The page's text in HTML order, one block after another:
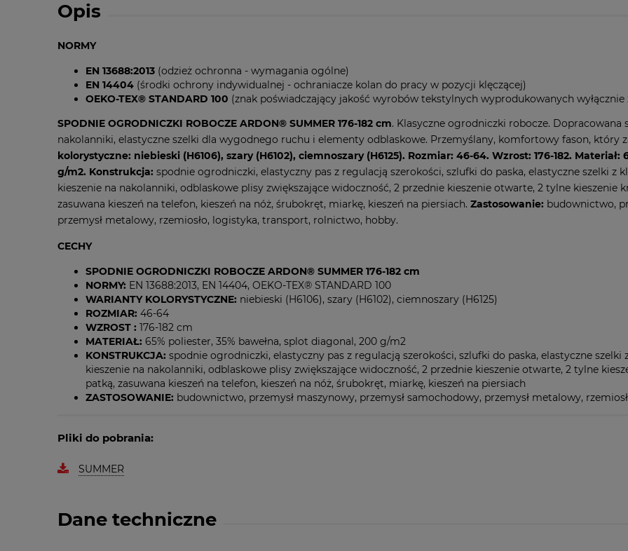
Opis
NORMY
EN 13688:2013 (odzież ochronna - wymagania ogólne)
EN 14404 (środki ochrony indywidualnej - ochraniacze kolan do pracy w pozycji klęczącej)
OEKO-TEX® STANDARD 100 (znak poświadczający jakość wyrobów tekstylnych wyprodukowanych
SPODNIE OGRODNICZKI ROBOCZE ARDON® SUMMER 176-182 cm. Klasyczne ogrodniczki robocze.
nakolanniki, elastyczne szelki dla wygodnego ruchu i elementy odblaskowe. Przemyślany, komfortowy fason, który
kolorystyczne: niebieski (H6106), szary (H6102), ciemnoszary (H6125). Rozmiar: 46-64. Wzrost: 176-182. Materiał:
g/m2. Konstrukcja: spodnie ogrodniczki, elastyczny pas z regulacją szerokości, szlufki do paska, elastyczne szelki z
kieszenie na nakolanniki, odblaskowe plisy zwiększające widoczność, 2 przednie kieszenie otwarte, 2 tylne kieszenie
zasuwana kieszeń na telefon, kieszeń na nóż, śrubokręt, miarkę, kieszeń na piersiach. Zastosowanie: budownictwo,
przemysł metalowy, rzemiosło, logistyka, transport, rolnictwo, hobby.
CECHY
SPODNIE OGRODNICZKI ROBOCZE ARDON® SUMMER 176-182 cm
NORMY: EN 13688:2013, EN 14404, OEKO-TEX® STANDARD 100
WARIANTY KOLORYSTYCZNE: niebieski (H6106), szary (H6102), ciemnoszary (H6125)
ROZMIAR: 46-64
WZROST : 176-182 cm
MATERIAŁ: 65% poliester, 35% bawełna, splot diagonal, 200 g/m2
KONSTRUKCJA: spodnie ogrodniczki, elastyczny pas z regulacją szerokości, szlufki do paska, elastyczne
kieszenie na nakolanniki, odblaskowe plisy zwiększające widoczność, 2 przednie kieszenie otwarte, 2 tylne
patką, zasuwana kieszeń na telefon, kieszeń na nóż, śrubokręt, miarkę, kieszeń na piersiach
ZASTOSOWANIE: budownictwo, przemysł maszynowy, przemysł samochodowy, przemysł metalowy,
Pliki do pobrania:
SUMMER
Dane techniczne